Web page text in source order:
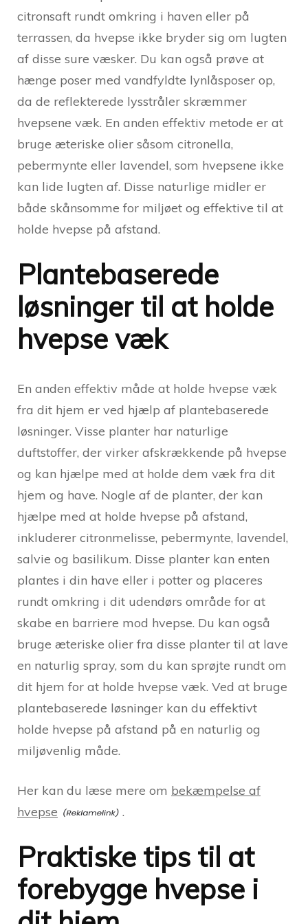
citronsaft rundt omkring i haven eller på
terrassen, da hvepse ikke bryder sig om lugten
af disse sure væsker. Du kan også prøve at
hænge poser med vandfyldte lynlåsposer op,
da de reflekterede lysstråler skræmmer
hvepsene væk. En anden effektiv metode er at
bruge æteriske olier såsom citronella,
pebermynte eller lavendel, som hvepsene ikke
kan lide lugten af. Disse naturlige midler er
både skånsomme for miljøet og effektive til at
holde hvepse på afstand.
Plantebaserede
løsninger til at holde
hvepse væk
En anden effektiv måde at holde hvepse væk
fra dit hjem er ved hjælp af plantebaserede
løsninger. Visse planter har naturlige
duftstoffer, der virker afskrækkende på hvepse
og kan hjælpe med at holde dem væk fra dit
hjem og have. Nogle af de planter, der kan
hjælpe med at holde hvepse på afstand,
inkluderer citronmelisse, pebermynte, lavendel,
salvie og basilikum. Disse planter kan enten
plantes i din have eller i potter og placeres
rundt omkring i dit udendørs område for at
skabe en barriere mod hvepse. Du kan også
bruge æteriske olier fra disse planter til at lave
en naturlig spray, som du kan sprøjte rundt om
dit hjem for at holde hvepse væk. Ved at bruge
plantebaserede løsninger kan du effektivt
holde hvepse på afstand på en naturlig og
miljøvenlig måde.
Her kan du læse mere om bekæmpelse af
hvepse
.
Praktiske tips til at
forebygge hvepse i